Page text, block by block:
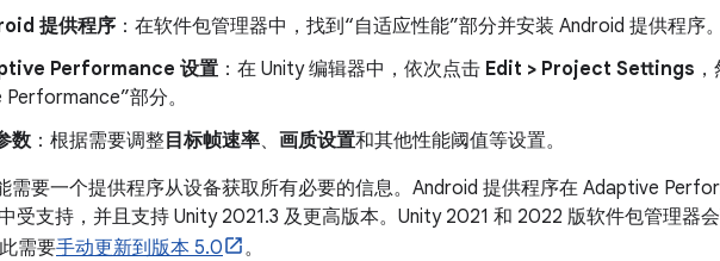
提供程序 ：在软件包管理器中，找到“自适应性能”部分并安装 Android 提供程序。
Performance 设置 ：在 Unity 编辑器中，依次点击 Edit > Project Settings
部分。
数：根据需要调整 目标帧速率、 画质设置和其他性能阈值等设置。
需要一个提供程序从设备获取所有必要的信息。Android 提供程序在 Adaptive
受支持，并且支持 Unity 2021.3 及更高版本。Unity 2021 和 2022 版软件包管理器
需要手动更新到版本 5.0 。